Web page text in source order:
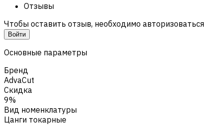
Отзывы
Чтобы оставить отзыв, необходимо авторизоваться
Войти
Основные параметры
Бренд
AdvaCut
Скидка
9%
Вид номенклатуры
Цанги токарные